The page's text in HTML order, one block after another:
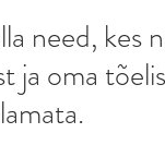
need, kes
ja oma